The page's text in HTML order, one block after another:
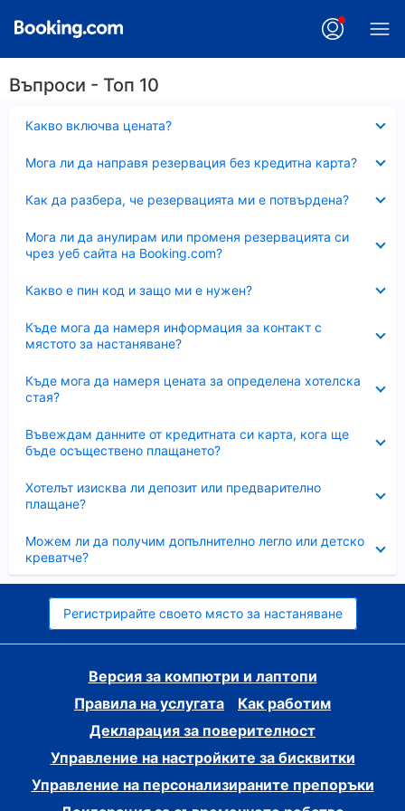
Въпроси - Топ 10
Какво включва цената?
Мога ли да направя резервация без кредитна карта?
Как да разбера, че резервацията ми е потвърдена?
Мога ли да анулирам или променя резервацията си
чрез уеб сайта на Booking.com?
Какво е пин код и защо ми е нужен?
Къде мога да намеря информация за контакт с
мястото за настаняване?
Къде мога да намеря цената за определена хотелска
стая?
Въвеждам данните от кредитната си карта, кога ще
бъде осъществено плащането?
Хотелът изисква ли депозит или предварително
плащане?
Можем ли да получим допълнително легло или детско
креватче?
Регистрирайте своето място за настаняване
Версия за компютри и лаптопи
Правила на услугата
Как работим
Декларация за поверителност
Управление на настройките за бисквитки
Управление на персонализираните препоръки